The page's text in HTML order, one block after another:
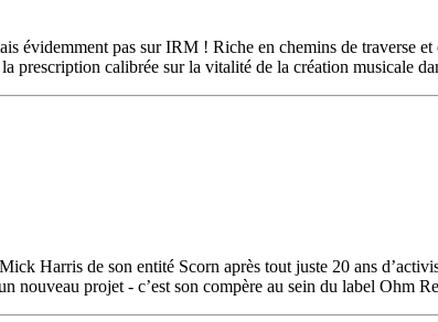
évidemment pas sur IRM ! Riche en chemins de traverse
prescription calibrée sur la vitalité de la création musicale
Harris de son entité Scorn après tout juste 20 ans
nouveau projet - c’est son compère au sein du label Ohm